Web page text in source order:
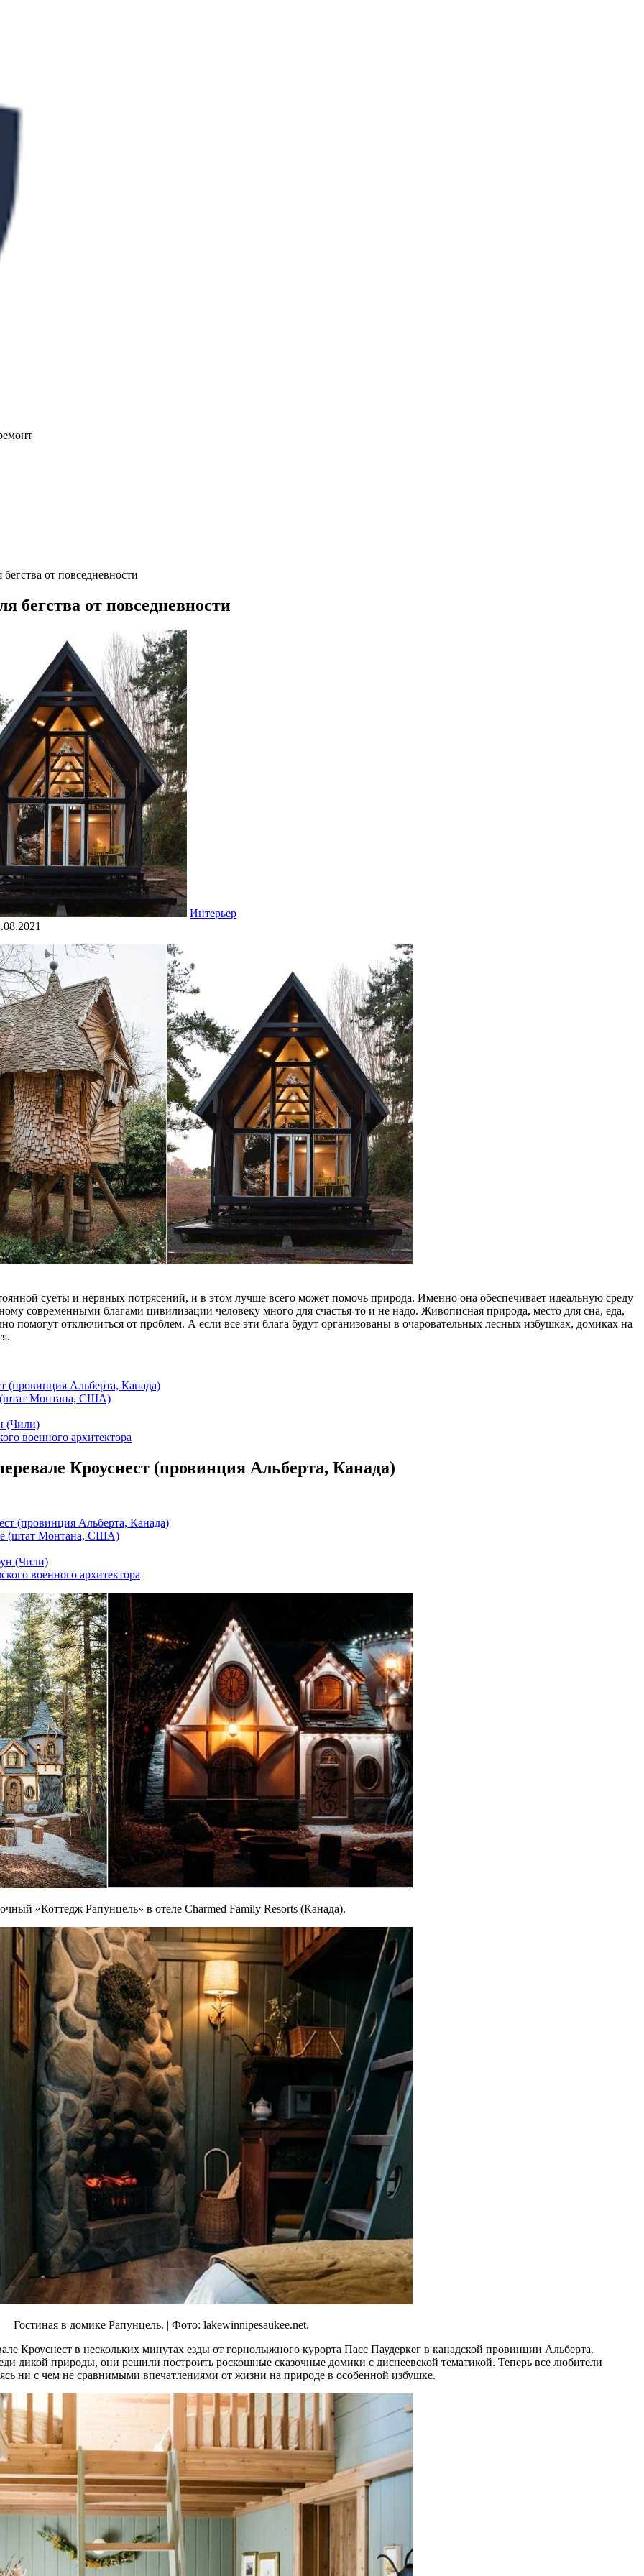
от повседневности
бегства от повседневности
Интерьер
суеты и нервных потрясений, и в этом лучше всего может помочь природа. Именно она обеспечивает идеальную среду
современными благами цивилизации человеку много для счастья-то и не надо. Живописная природа, место для сна, еда,
помогут отключиться от проблем. А если все эти блага будут организованы в очаровательных лесных избушках, домиках на
(провинция Альберта, Канада)
(штат Монтана, США)
(Чили)
военного архитектора
Кроуснест (провинция Альберта, Канада)
(провинция Альберта, Канада)
(штат Монтана, США)
(Чили)
военного архитектора
«Коттедж Рапунцель» в отеле Charmed Family Resorts (Канада).
Гостиная в домике Рапунцель. | Фото: lakewinnipesaukee.net.
Кроуснест в нескольких минутах езды от горнолыжного курорта Пасс Паудеркег в канадской провинции Альберта.
дикой природы, они решили построить роскошные сказочные домики с диснеевской тематикой. Теперь все любители
ни с чем не сравнимыми впечатлениями от жизни на природе в особенной избушке.